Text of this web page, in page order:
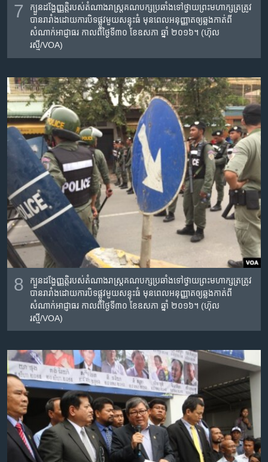
7
ក្បួនដង្ហែញ្ញតិ្ត​របស់​តំណាងរាស្រ្ត​គណបក្ស​ប្រឆាំង​ទៅ​ថ្វាយ​​ព្រះមហាក្សត្រ​​ត្រូវ​
បាន​រារាំង​ដោយ​ការ​បិទផ្លូវ​​មួយ​សន្ទុះ​ធំ​ មុនពេលអនុញ្ញាត​ឲ្យ​ឆ្លង​កាត់​ពី​
សំណាក់​អាជ្ញាធរ កាល​ពី​ថ្ងៃ​ទី៣០ ខែ​ឧសភា ឆ្នាំ​ ២០១៦។ (ហ៊ុល
រស្មី/VOA)
8
ក្បួនដង្ហែញ្ញតិ្ត​របស់​តំណាងរាស្រ្ត​គណបក្ស​ប្រឆាំង​ទៅ​ថ្វាយ​​ព្រះមហាក្សត្រ​​ត្រូវ​
បាន​រារាំង​ដោយ​ការ​បិទផ្លូវ​​មួយ​សន្ទុះ​ធំ​ មុនពេលអនុញ្ញាត​ឲ្យ​ឆ្លង​កាត់​ពី​
សំណាក់​អាជ្ញាធរ កាល​ពី​ថ្ងៃ​ទី៣០ ខែ​ឧសភា ឆ្នាំ​ ២០១៦។ (ហ៊ុល
រស្មី/VOA)